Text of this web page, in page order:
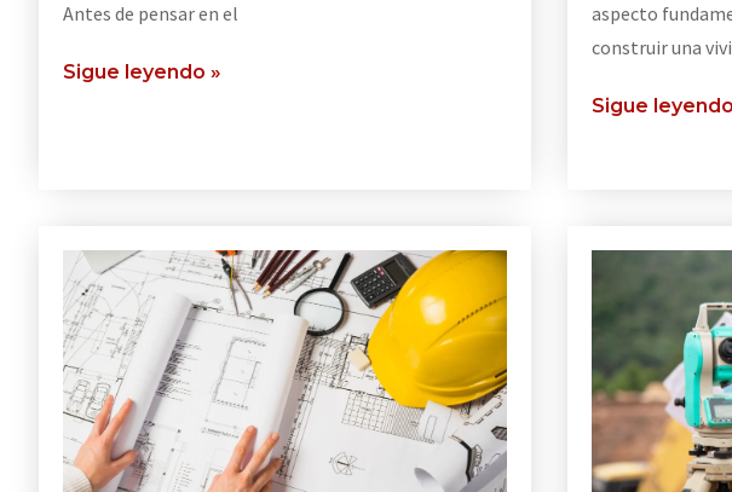
Antes de pensar en el
Sigue leyendo »
aspecto
construir una
Sigue